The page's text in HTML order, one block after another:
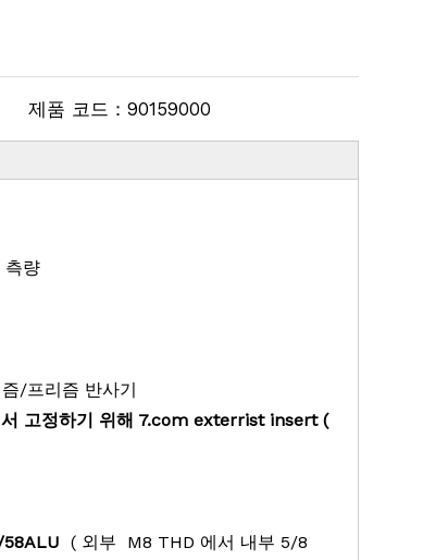
제품 코드： 90159000
측량
/프리즘 반사기
서 고정하기 위해 7.com exterrist insert (
58ALU ( 외부 M8 THD 에서 내부 5/8